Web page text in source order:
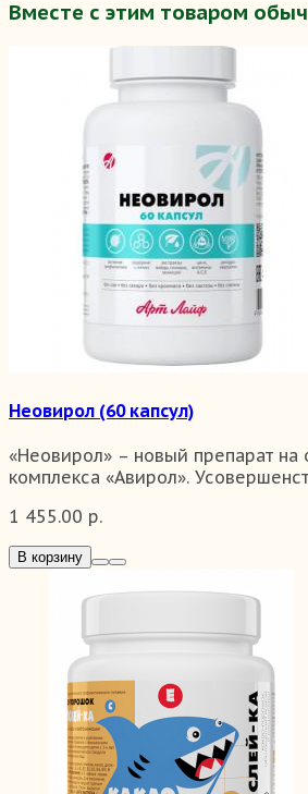
Вместе с этим товаром
Неовирол (60 капсул)
«Неовирол» – новый препарат на
комплекса «Авирол».
1 455.00 р.
В корзину